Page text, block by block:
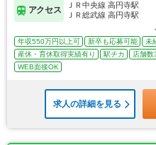
アクセス
ＪＲ中央線 高円寺駅
ＪＲ総武線 高円寺駅
年収550万円以上可 新卒も応募可能 未
産休・育休取得実績有り
駅チカ 店舗数
WEB面接OK
求人の詳細を見る